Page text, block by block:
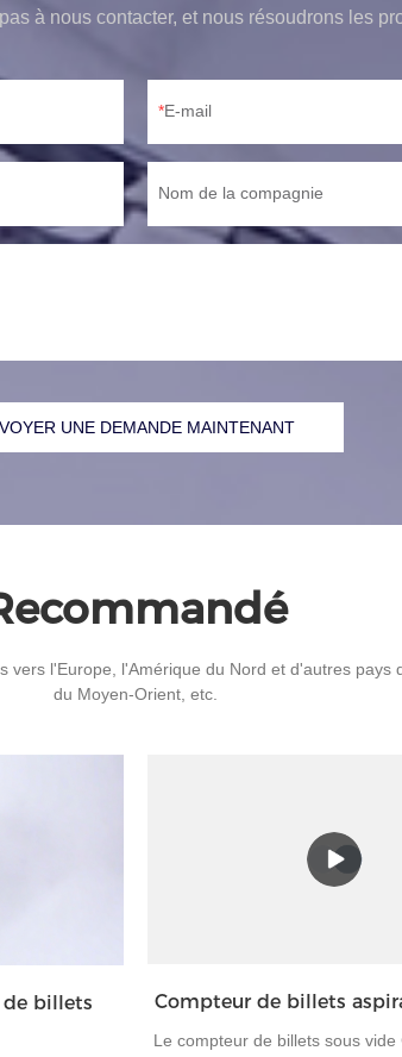
à nous contacter, et nous résoudrons les
E-mail
Nom de la compagnie
UNE DEMANDE MAINTENANT
l'Europe, l'Amérique du Nord et d'autres
du Moyen-Orient, etc.
de billets
Compteur de billets
Le compteur de billets sous vide